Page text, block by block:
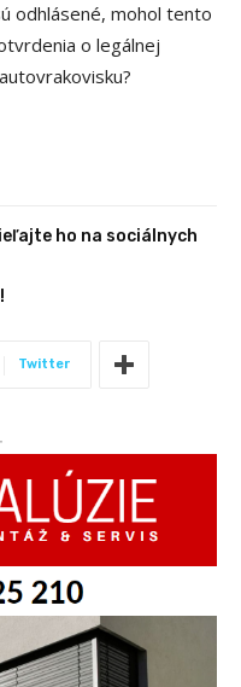
odhlásené, mohol tento
o legálnej
ho na sociálnych
Twitter